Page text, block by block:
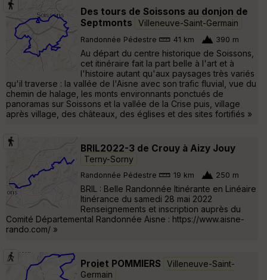
Des tours de Soissons au donjon de
Septmonts
Villeneuve-Saint-Germain
Randonnée Pédestre 41 km 390 m
Au départ du centre historique de Soissons,
cet itinéraire fait la part belle à l'art et à
l'histoire autant qu'aux paysages très variés
qu'il traverse : la vallée de l'Aisne avec son trafic fluvial, vue du
chemin de halage, les monts environnants ponctués de
panoramas sur Soissons et la vallée de la Crise puis, village
après village, des châteaux, des églises et des sites fortifiés »
BRIL2022-3 de Crouy à Aizy Jouy
Terny-Sorny
Randonnée Pédestre 19 km 250 m
BRIL : Belle Randonnée Itinérante en Linéaire
Itinérance du samedi 28 mai 2022
Renseignements et inscription auprès du
Comité Départemental Randonnée Aisne : https://www.aisne-
rando.com/ »
Projet POMMIERS
Villeneuve-Saint-
Germain